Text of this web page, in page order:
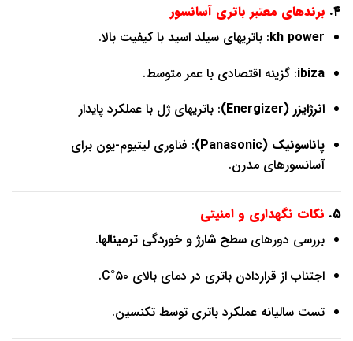
۴. برندهای معتبر باتری آسانسور
kh power: باتریهای سیلد اسید با کیفیت بالا.
ibiza: گزینه اقتصادی با عمر متوسط.
انرژایزر (Energizer)
: باتریهای ژل با عملکرد پایدار
پاناسونیک (Panasonic)
: فناوری لیتیوم-یون برای
آسانسورهای مدرن.
۵. نکات نگهداری و امنیتی
بررسی دورهای سطح شارژ و خوردگی ترمینالها.
اجتناب از قراردادن باتری در دمای بالای ۵۰°C.
تست سالیانه عملکرد باتری توسط تکنسین.